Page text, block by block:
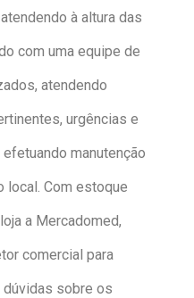
à altura das
com uma equipe de
atendendo
urgências e
manutenção
local. Com estoque
a Mercadomed,
comercial para
sobre os